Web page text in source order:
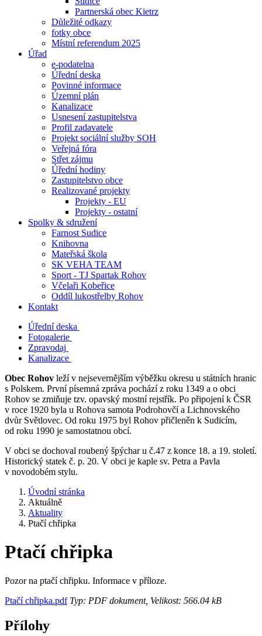
Partnerská obec Kietrz
Důležité odkazy
fotky obce
Místní referendum 2025
Úřad
e-podatelna
Úřední deska
Povinné informace
Územní plán
Kanalizace
Usnesení zastupitelstva
Profil zadavatele
Projekt sociální služby SOH
Veřejná fóra
Střet zájmu
Úřední hodiny
Zastupitelstvo obce
Realizované projekty
Projekty - EU
Projekty - ostatní
Spolky & sdružení
Farnost Sudice
Knihovna
Mateřská škola
SK VEHA TEAM
Sport - TJ Spartak Rohov
Včelaři Kobeřice
Oddíl lukostřelby Rohov
Kontakt
Úřední deska
Fotogalerie
Zpravodaj
Kanalizace
Obec Rohov leží v nejsevernějším výběžku okresu u státních hranic
s Polskem. První písemná zpráva pochází z roku 1349 a o obci
Rohov se zmiňuje tzv. opavský mostní rejstřík. Po připojení k ČSR
v roce 1920 byla u Rohova samota Podrohovčí a Lichnovského
dvůr Světlovec. Od roku 1975 byl Rohov přičleněn k Sudicím,
od roku 1990 je samostatnou obcí.
V obci se dochoval roubený špýchar u č.47 z konce 18. a 19. století.
Historický statek č. p. 20. V obci je kaple sv. Petra a Pavla
v novodobém stylu.
Úvodní stránka
Aktuálně
Aktuality
Ptačí chřipka
Ptačí chřipka
Pozor na ptačí chřipku. Informace v příloze.
Ptačí chřipka.pdfTyp: PDF dokument, Velikost: 566.04 kB
Přílohy